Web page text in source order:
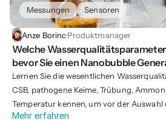
der Auswahl eines Nanobubble
herauszufinden, was Sie messen müssen
passenden Sensoren kaufen oder mieten
Messungen Sensoren
Anze Borinc·Produktmanager
Welche
bevor Sie einen Nanobubble
Lernen Sie die wesentlichen
CSB, pathogene Keime, Trübung,
Temperatur kennen, um vor der Auswahl
Nanoblasegenerator
Mehr erfahren